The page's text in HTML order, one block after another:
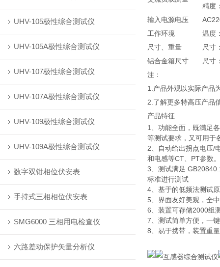
UHV-105极性综合测试仪
UHV-105A极性综合测试仪
UHV-107极性综合测试仪
UHV-107A极性综合测试仪
UHV-109极性综合测试仪
UHV-109A极性综合测试仪
数字双钳相位伏安表
手持式三相相位伏安表
SMG6000 三相用电检查仪
六路差动保护矢量分析仪
精度
输入电源电压
工作环境
温度
尺寸、重量
尺寸
铝合金箱尺寸
尺寸
注：
1.产品外观以实际产品
2.了解更多特高压产品
产品特征
1、功能全面，既满足
等测试要求，又可用于
2、自动给出拐点电压/
和电感等CT、PT参数。
3、测试满足
标准进行测试
4、基于的低频法测试
5、界面友好美观，全
6、装置可存储2000组
7、测试简单方便，一
8、易于携带，装置重